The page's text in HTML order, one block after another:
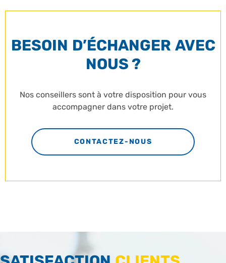
BESOIN D’ÉCHANGER AVEC
NOUS ?
Nos conseillers sont à votre disposition pour vous
accompagner dans votre projet.
CONTACTEZ-NOUS